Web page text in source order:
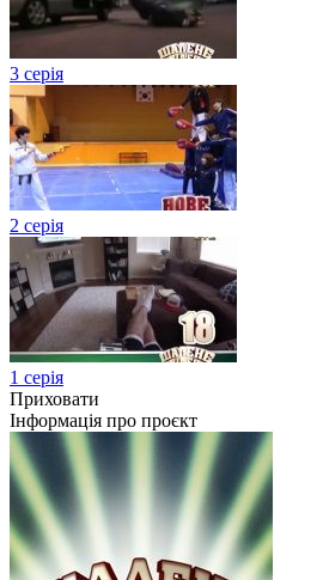
3 серія
2 серія
1 серія
Приховати
Інформація про проєкт